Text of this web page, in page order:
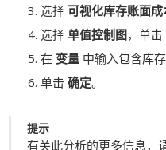
选择 可视化库存账面成
选择 单值控制图，单击
在 变量 中输入包含库存
单击 确定。
提示
有关此分析的更多信息，